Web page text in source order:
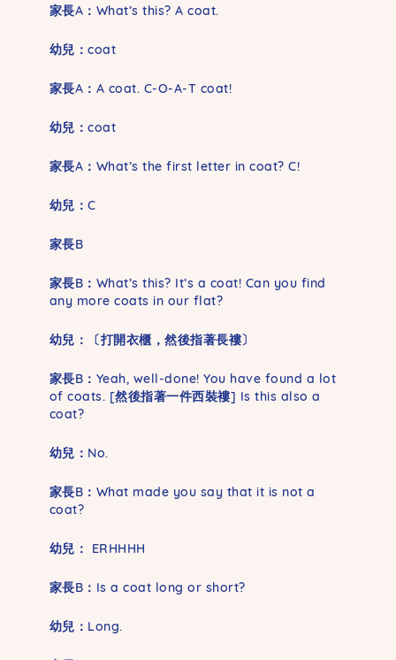
家長A：What’s this? A coat.
幼兒：coat
家長A：A coat. C-O-A-T coat!
幼兒：coat
家長A：What’s the first letter in coat? C!
幼兒：C
家長B
家長B：What’s this? It’s a coat! Can you find
any more coats in our flat?
幼兒：〔打開衣櫃，然後指著長褸〕
家長B：Yeah, well-done! You have found a lot
of coats. [然後指著一件西裝褸] Is this also a
coat?
幼兒：No.
家長B：What made you say that it is not a
coat?
幼兒： ERHHHH
家長B：Is a coat long or short?
幼兒：Long.